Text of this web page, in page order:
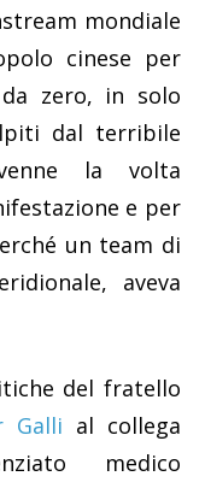
mondiale
cinese per
zero, in solo
dal terribile
la volta
e per
un team di
aveva
del fratello
Galli al collega
medico